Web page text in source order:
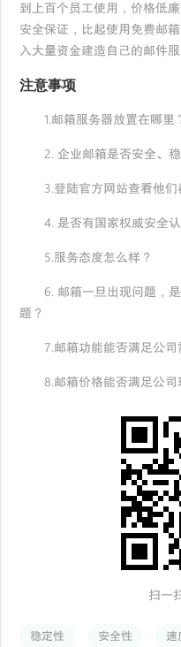
到上百个员工使用，价格低
安全保证，比起使用免费邮
入大量资金建造自己的邮件
注意事项
1.邮箱服务器放置在哪里
2. 企业邮箱是否安全、稳
3.登陆官方网站查看他们
4. 是否有国家权威安全认
5.服务态度怎么样？
6. 邮箱一旦出现问题，是
题？
7.邮箱功能能否满足公司
8.邮箱价格能否满足公司
扫一
稳定性 安全性 速